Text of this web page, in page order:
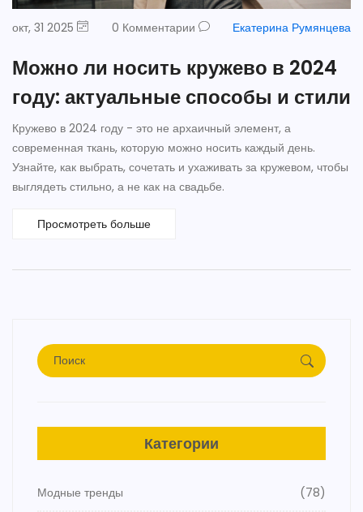
окт, 31 2025 0 Комментарии Екатерина Румянцева
Можно ли носить кружево в 2024
году: актуальные способы и стили
Кружево в 2024 году - это не архаичный элемент, а
современная ткань, которую можно носить каждый день.
Узнайте, как выбрать, сочетать и ухаживать за кружевом, чтобы
выглядеть стильно, а не как на свадьбе.
Просмотреть больше
Категории
Модные тренды (78)